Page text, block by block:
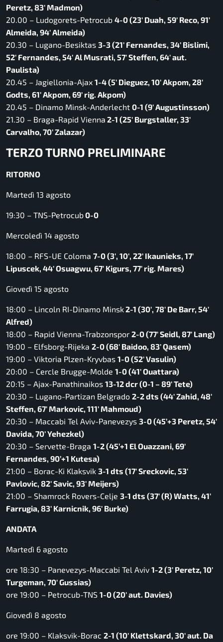
Peretz, 83′ Madmon)
20.00 – Ludogorets-Petrocub 4-0 (23′ Duah, 59′ Reco, 91′
Almeida, 94′ Almeida)
20.30 – Lugano-Besiktas 3-3 (21′ Fernandes, 34′ Bislimi,
52′ Fernandes, 54′ Al Musrati, 57′ Steffen, 64′ aut.
Paulista)
20.45 – Jagiellonia-Ajax 1-4 (5′ Dieguez, 10′ Akpom, 28′
Godts, 61′ Akpom, 69′ rig. Akpom)
20.45 – Dinamo Minsk-Anderlecht 0-1 (9′ Augustinsson)
21.30 – Braga-Rapid Vienna 2-1 (25′ Burgstaller, 33′
Carvalho, 70′ Zalazar)
TERZO TURNO PRELIMINARE
RITORNO
Martedì 13 agosto
19:30 – TNS-Petrocub0-0
Mercoledì 14 agosto
18:00 – RFS-UE Coloma 7-0 (3′, 10′, 22′ Ikaunieks, 17′
Lipuscek, 44′ Osuagwu, 67′ Kigurs, 77′ rig. Mares)
Giovedì 15 agosto
18:00 – Lincoln RI-Dinamo Minsk2-1 (30′, 78′ De Barr, 54′
Alfred)
18:00 – Rapid Vienna-Trabzonspor 2-0 (77′ Seidl, 87′ Lang)
19:00 – Elfsborg-Rijeka 2-0 (68′ Baidoo, 83′ Qasem)
19:00 – Viktoria Plzen-Kryvbas 1-0 (52′ Vasulin)
20:00 – Cercle Brugge-Molde 1-0 (41′ Ouattara)
20:15 – Ajax-Panathinaikos 13-12 dcr (0-1 – 89′ Tete)
20:30 – Lugano-Partizan Belgrado 2-2 dts (44′ Zahid, 48′
Steffen, 67′ Markovic, 111′ Mahmoud)
20:30 – Maccabi Tel Aviv-Panevezys 3-0 (45’+3 Peretz, 54′
Davida, 70′ Yehezkel)
20:30 – Servette-Braga 1-2 (45’+1 El Ouazzani, 69′
Fernandes, 90’+1 Kutesa)
21:00 – Borac-Ki Klaksvik 3-1 dts (17′ Sreckovic, 53′
Pavlovic, 82′ Savic, 93′ Meijers)
21:00 – Shamrock Rovers-Celje 3-1 dts (37′ (R) Watts, 41′
Farrugia, 83′ Karnicnik, 96′ Burke)
ANDATA
Martedì 6 agosto
ore 18:30 – Panevezys-Maccabi Tel Aviv 1-2 (3′ Peretz, 10′
Turgeman, 70′ Gussias)
ore 19:00 – Petrocub-TNS 1-0 (20′ aut. Davies)
Giovedì 8 agosto
ore 19:00 – Klaksvik-Borac 2-1 (10′ Klettskard, 30′ aut. Da